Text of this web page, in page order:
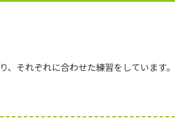
それぞれに合わせた練習をしています。